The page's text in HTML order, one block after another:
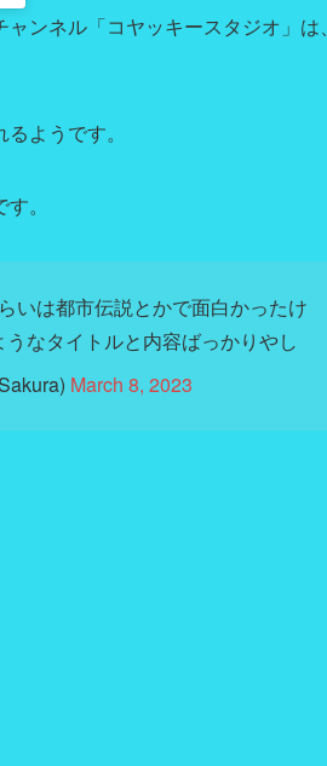
ンネル「コヤッキースタジオ」は、
ようです。
。
いは都市伝説とかで面白かったけ
なタイトルと内容ばっかりやし
March 8, 2023